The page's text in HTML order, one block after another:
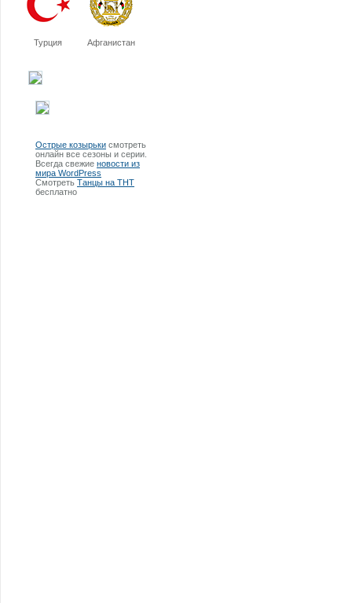
Турция Афганистан
Острые козырьки смотреть
онлайн все сезоны и серии.
Всегда свежие новости из
мира WordPress
Смотреть Танцы на ТНТ
бесплатно